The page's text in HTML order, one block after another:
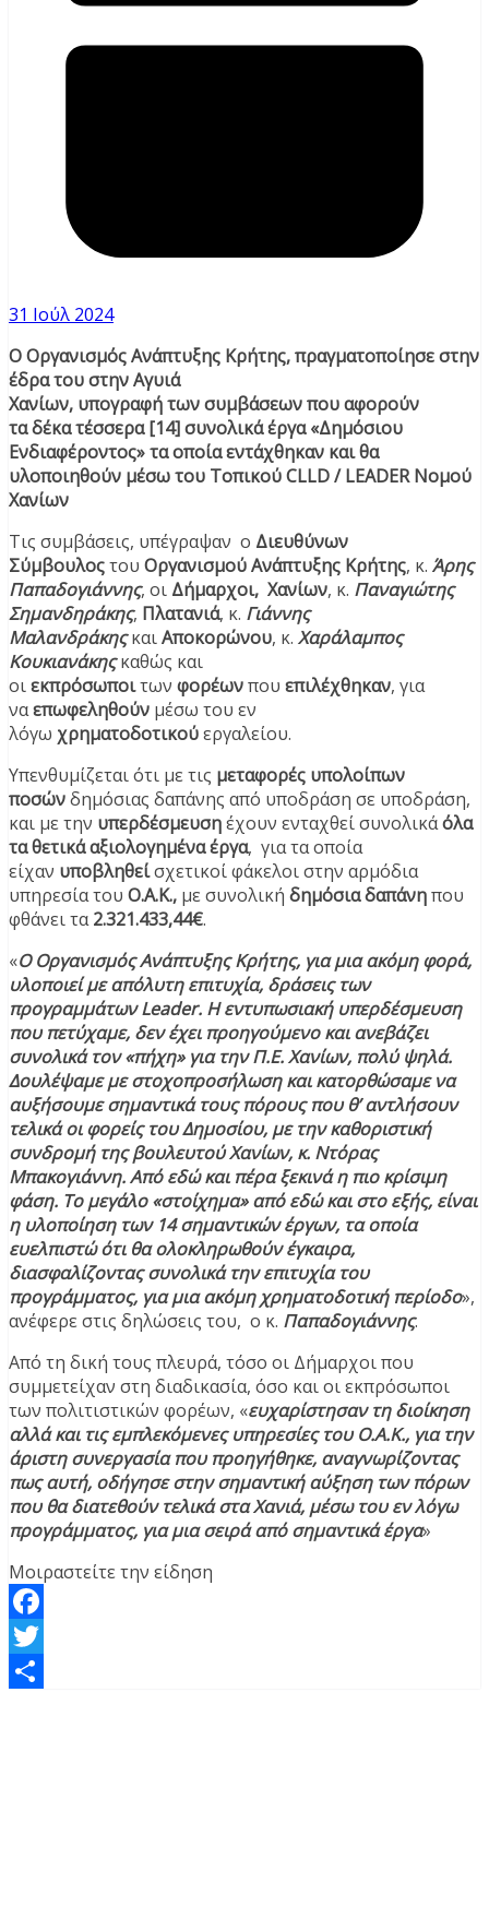
31 Ιούλ 2024
Ο Οργανισμός Ανάπτυξης Κρήτης, πραγματοποίησε στην
έδρα του στην Αγυιά
Χανίων, υπογραφή των συμβάσεων που αφορούν
τα δέκα τέσσερα [14] συνολικά έργα «Δημόσιου
Ενδιαφέροντος» τα οποία εντάχθηκαν και θα
υλοποιηθούν μέσω του Τοπικού CLLD / LEADER Νομού
Χανίων
Τις συμβάσεις, υπέγραψαν ο Διευθύνων
Σύμβουλοςτου Οργανισμού Ανάπτυξης Κρήτης, κ. Άρης
Παπαδογιάννης, οι Δήμαρχοι, Χανίων, κ. Παναγιώτης
Σημανδηράκης, Πλατανιά, κ. Γιάννης
ΜαλανδράκηςκαιΑποκορώνου, κ. Χαράλαμπος
Κουκιανάκηςκαθώς και
οιεκπρόσωποιτων φορέωνπου επιλέχθηκαν, για
ναεπωφεληθούν μέσω του εν
λόγω χρηματοδοτικούεργαλείου.
Υπενθυμίζεται ότι με τις μεταφορές υπολοίπων
ποσώνδημόσιας δαπάνης από υποδράση σε υποδράση,
και με την υπερδέσμευσηέχουν ενταχθεί συνολικάόλα
τα θετικά αξιολογημένα έργα, για τα οποία
είχαν υποβληθείσχετικοί φάκελοι στην αρμόδια
υπηρεσία του Ο.Α.Κ., με συνολική δημόσια δαπάνηπου
φθάνει τα2.321.433,44€.
«Ο Οργανισμός Ανάπτυξης Κρήτης, για μια ακόμη φορά,
υλοποιεί με απόλυτη επιτυχία, δράσεις των
προγραμμάτων Leader. Η εντυπωσιακή υπερδέσμευση
που πετύχαμε, δεν έχει προηγούμενο και ανεβάζει
συνολικά τον «πήχη» για την Π.Ε. Χανίων, πολύ ψηλά.
Δουλέψαμε με στοχοπροσήλωση και κατορθώσαμε να
αυξήσουμε σημαντικά τους πόρους που θ’ αντλήσουν
τελικά οι φορείς του Δημοσίου, με την καθοριστική
συνδρομή της βουλευτού Χανίων, κ. Ντόρας
Μπακογιάννη. Από εδώ και πέρα ξεκινά η πιο κρίσιμη
φάση. Το μεγάλο «στοίχημα» από εδώ και στο εξής, είναι
η υλοποίηση των 14 σημαντικών έργων, τα οποία
ευελπιστώ ότι θα ολοκληρωθούν έγκαιρα,
διασφαλίζοντας συνολικά την επιτυχία του
προγράμματος, για μια ακόμη χρηματοδοτική περίοδο»,
ανέφερε στις δηλώσεις του, ο κ. Παπαδογιάννης.
Από τη δική τους πλευρά, τόσο οι Δήμαρχοι που
συμμετείχαν στη διαδικασία, όσο και οι εκπρόσωποι
των πολιτιστικών φορέων, «ευχαρίστησαν τη διοίκηση
αλλά και τις εμπλεκόμενες υπηρεσίες του Ο.Α.Κ., για την
άριστη συνεργασία που προηγήθηκε, αναγνωρίζοντας
πως αυτή, οδήγησε στην σημαντική αύξηση των πόρων
που θα διατεθούν τελικά στα Χανιά, μέσω του εν λόγω
προγράμματος, για μια σειρά από σημαντικά έργα»
Μοιραστείτε την είδηση
Facebook
Twitter